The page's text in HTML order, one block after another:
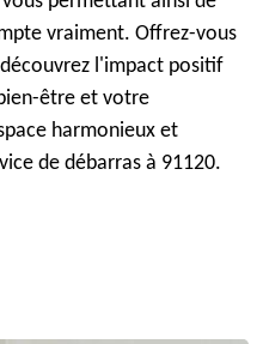
vraiment. Offrez-vous
l'impact positif
être et votre
harmonieux et
de débarras à 91120.